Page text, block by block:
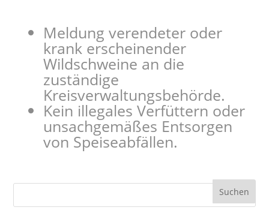
Meldung verendeter oder
krank erscheinender
Wildschweine an die
zuständige
Kreisverwaltungsbehörde.
Kein illegales Verfüttern oder
unsachgemäßes Entsorgen
von Speiseabfällen.
Suchen
nach: